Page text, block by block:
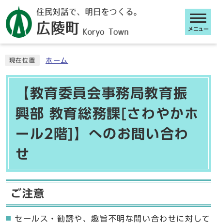
メニュー
現在位置 ホーム
【教育委員会事務局教育振
興部 教育総務課[さわやかホ
ール2階]】へのお問い合わ
せ
ご注意
セールス・勧誘や、趣旨不明な問い合わせに対して